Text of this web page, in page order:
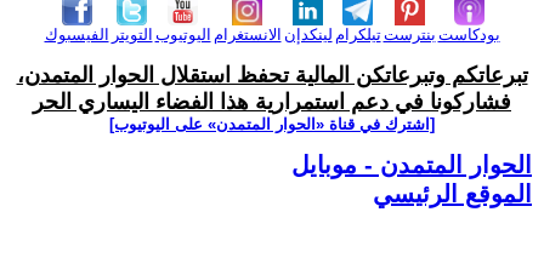
الفيسبوك التويتر اليوتيوب الانستغرام لينكدإن تيلكرامبنترست بودكاست
تبرعاتكم وتبرعاتكن المالية تحفظ استقلال الحوار المتمدن،
فشاركونا في دعم استمرارية هذا الفضاء اليساري الحر
[اشترك في قناة ‫«الحوار المتمدن» على اليوتيوب]
الحوار المتمدن - موبايل
الموقع الرئيسي